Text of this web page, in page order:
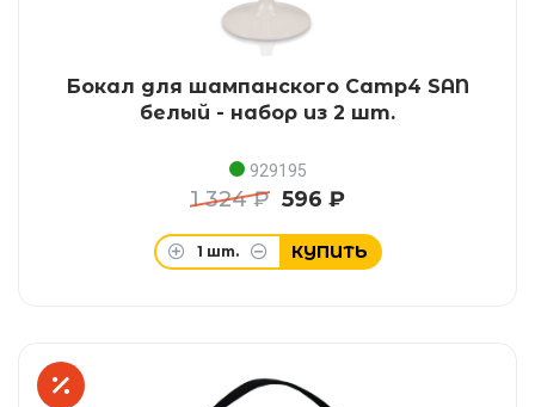
Бокал для шампанского Camp4 SAN
белый - набор из 2 шт.
929195
1 324 ₽ 596 ₽
1 шт. КУПИТЬ